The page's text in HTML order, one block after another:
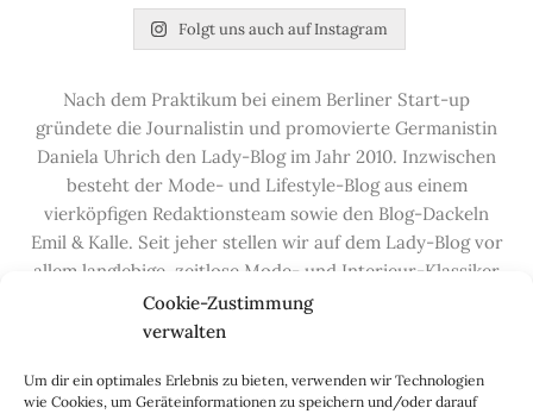
Cookie-Zustimmung
verwalten
Um dir ein optimales Erlebnis zu bieten, verwenden wir Technologien
wie Cookies, um Geräteinformationen zu speichern und/oder darauf
Folgt uns auch auf Instagram
Nach dem Praktikum bei einem Berliner Start-up
gründete die Journalistin und promovierte Germanistin
Daniela Uhrich den Lady-Blog im Jahr 2010. Inzwischen
besteht der Mode- und Lifestyle-Blog aus einem
vierköpfigen Redaktionsteam sowie den Blog-Dackeln
Emil & Kalle. Seit jeher stellen wir auf dem Lady-Blog vor
allem langlebige, zeitlose Mode- und Interieur-Klassiker
vor, die hochwertig verarbeitet und unter guten
Bedingungen hergestellt wurden – gerne „Made in
Handwerksberufe und kleine feine Firmen, denen wir